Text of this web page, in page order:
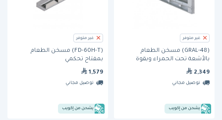
غير متوفر
(GRAL-48) مسخن الطعام
بالأشعة تحت الحمراء وبقوة
كهربائية عالية
2,349
توصيل مجاني
يشحن من إكويب
غير متوفر
(FD-60H-T) مسخن الطعام
بمفتاح تحكمي
1,579
توصيل مجاني
يشحن من إكويب